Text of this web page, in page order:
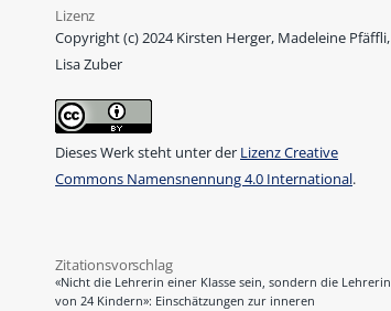
Lizenz
Copyright (c) 2024 Kirsten Herger, Madeleine Pfäffli,
Lisa Zuber
Dieses Werk steht unter der Lizenz Creative
Commons Namensnennung 4.0 International.
Zitationsvorschlag
«Nicht die Lehrerin einer Klasse sein, sondern die Lehrerin
von 24 Kindern»: Einschätzungen zur inneren